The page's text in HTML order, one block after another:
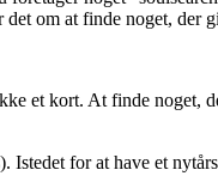
om at finde noget, der
et kort. At finde
Istedet for at have et